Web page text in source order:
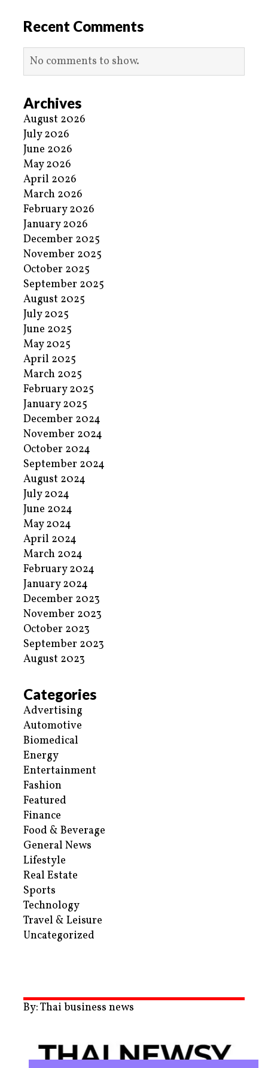
Recent Comments
No comments to show.
Archives
August 2026
July 2026
June 2026
May 2026
April 2026
March 2026
February 2026
January 2026
December 2025
November 2025
October 2025
September 2025
August 2025
July 2025
June 2025
May 2025
April 2025
March 2025
February 2025
January 2025
December 2024
November 2024
October 2024
September 2024
August 2024
July 2024
June 2024
May 2024
April 2024
March 2024
February 2024
January 2024
December 2023
November 2023
October 2023
September 2023
August 2023
Categories
Advertising
Automotive
Biomedical
Energy
Entertainment
Fashion
Featured
Finance
Food & Beverage
General News
Lifestyle
Real Estate
Sports
Technology
Travel & Leisure
Uncategorized
By: Thai business news